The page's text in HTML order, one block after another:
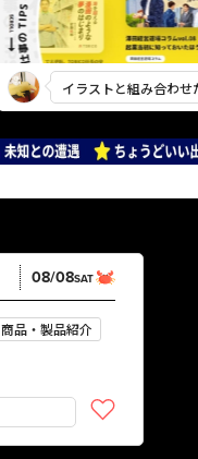
イラストと組み合わせたスラ
08/08SAT
商品・製品紹介